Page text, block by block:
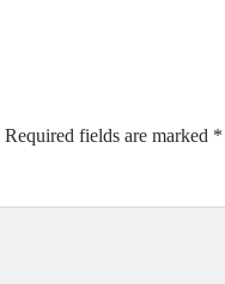
Required fields are marked *